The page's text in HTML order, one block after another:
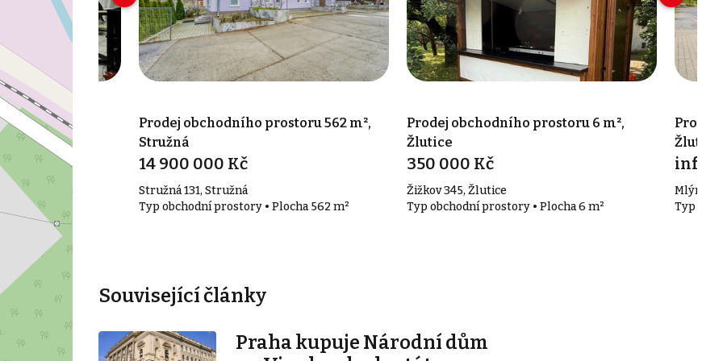
22 m²,
22 m²
Prodej obchodního prostoru 562 m²,
Stružná
14 900 000 Kč
Stružná 131, Stružná
Typ obchodní prostory • Plocha 562 m²
Prodej obchodního prostoru 6 m²,
Žlutice
350 000 Kč
Žižkov 345, Žlutice
Typ obchodní prostory • Plocha 6 m²
Prodej
Žlutice
info v
Mlýnská
Typ
Související články
Praha kupuje Národní dům